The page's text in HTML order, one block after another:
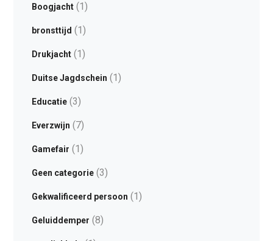
Boogjacht(1)
bronsttijd (1)
Drukjacht(1)
Duitse Jagdschein (1)
Educatie(3)
Everzwijn (7)
Gamefair (1)
Geen categorie(3)
Gekwalificeerd persoon (1)
Geluiddemper (8)